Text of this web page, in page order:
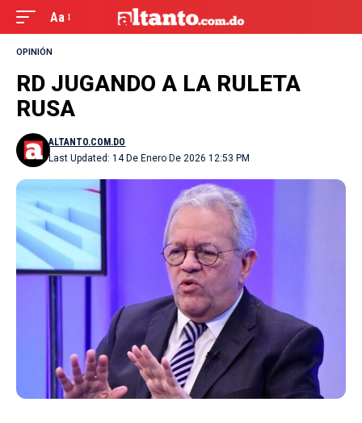
Aa
OPINIÓN
RD JUGANDO A LA RULETA
RUSA
Last Updated: 14 De Enero De 2026 12:53 PM
ALTANTO.COM.DO